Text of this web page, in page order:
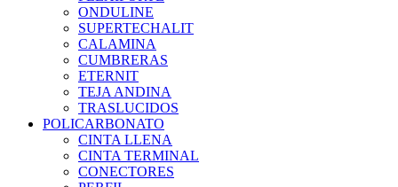
ONDULINE
SUPERTECHALIT
CALAMINA
CUMBRERAS
ETERNIT
TEJA ANDINA
TRASLUCIDOS
POLICARBONATO
CINTA LLENA
CINTA TERMINAL
CONECTORES